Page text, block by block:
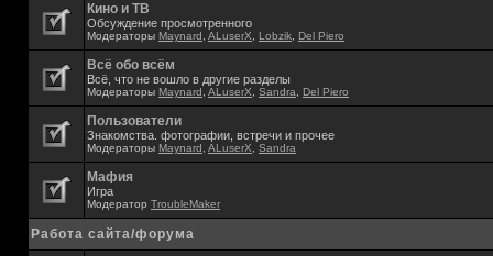
Кино и ТВ
Обсуждение просмотренного
Модераторы Maynard ALuserX Lobzik Del Piero
Всё обо всём
Всё, что не вошло в другие разделы
Модераторы Maynard ALuserX Sandra Del Piero
Пользователи
Знакомства. фотографии, встречи и прочее
Модераторы Maynard ALuserX Sandra
Мафия
Игра
Модератор TroubleMaker
Работа сайта/форума